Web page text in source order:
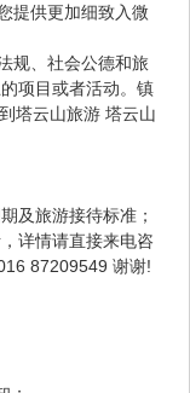
提供更加细致入微
规、社会公德和旅
项目或者活动。镇
塔云山旅游 塔云山
及旅游接待标准；
详情请直接来电咨
询：029-87200345 87200337 029-87209016 87209549 谢谢!